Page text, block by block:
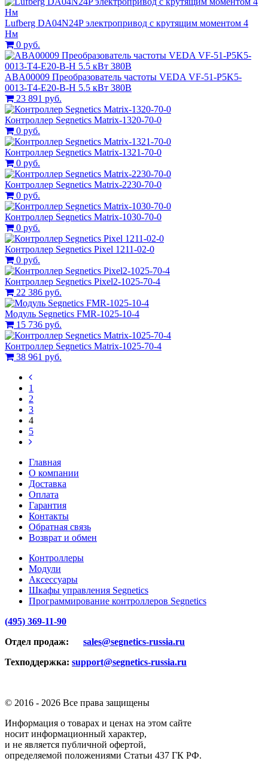
Lufberg DA04N24P электропривод с крутящим моментом 4
Нм
0 руб.
ABA00009 Преобразователь частоты VEDA VF-51-P5K5-
0013-T4-E20-B-H 5.5 кВт 380В
23 891 руб.
Контроллер Segnetics Matrix-1320-70-0
0 руб.
Контроллер Segnetics Matrix-1321-70-0
0 руб.
Контроллер Segnetics Matrix-2230-70-0
0 руб.
Контроллер Segnetics Matrix-1030-70-0
0 руб.
Контроллер Segnetics Pixel 1211-02-0
0 руб.
Контроллер Segnetics Pixel2-1025-70-4
22 386 руб.
Модуль Segnetics FMR-1025-10-4
15 736 руб.
Контроллер Segnetics Matrix-1025-70-4
38 961 руб.
1
2
3
4
5
Главная
О компании
Доставка
Оплата
Гарантия
Контакты
Обратная связь
Возврат и обмен
Контроллеры
Модули
Аксессуары
Шкафы управления Segnetics
Программирование контроллеров Segnetics
(495) 369-11-90
Отдел продаж: sales@segnetics-russia.ru
Техподдержка: support@segnetics-russia.ru
© 2016 - 2026 Все права защищены
Информация о товарах и ценах на этом сайте
носит информационный характер,
и не является публичной офертой,
определяемой положениями Статьи 437 ГК РФ.